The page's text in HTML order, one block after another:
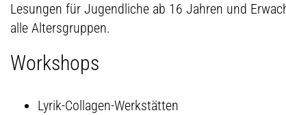
Lesungen für Jugendliche ab 16 Jahren und
alle Altersgruppen.
Workshops
Lyrik-Collagen-Werkstätten